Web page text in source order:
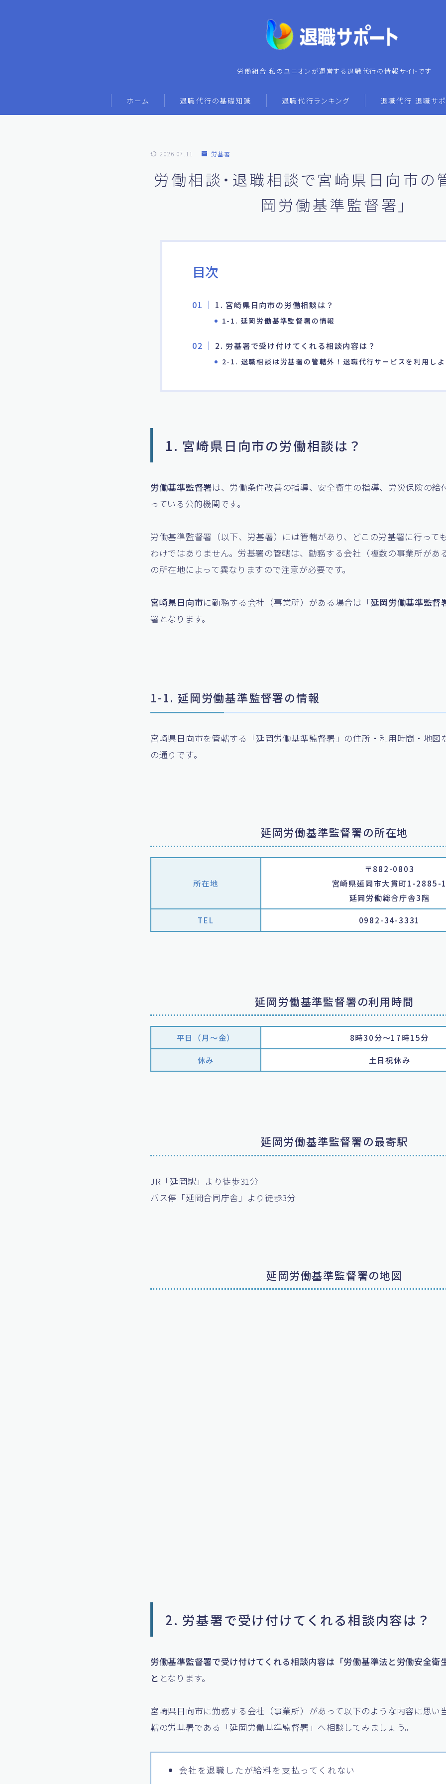
労働組合 私のユニオンが運営する退職代行の情報サイトです
ホーム 退職代行の基礎知識 退職代行ランキング 退職代行 退職サポ
2026.07.11 労基署
労働相談・退職相談で宮崎県日向市の
岡労働基準監督署」
目次
1. 宮崎県日向市の労働相談は？
1-1. 延岡労働基準監督署の情報
2. 労基署で受け付けてくれる相談内容は？
2-1. 退職相談は労基署の管轄外！退職代行サービスを利用しよ
1. 宮崎県日向市の労働相談は？
労働基準監督署は、労働条件改善の指導、安全衛生の指導、労災保険の給
っている公的機関です。
労働基準監督署（以下、労基署）には管轄があり、どこの労基署に行って
わけではありません。労基署の管轄は、勤務する会社（複数の事業所があ
の所在地によって異なりますので注意が必要です。
宮崎県日向市に勤務する会社（事業所）がある場合は「延岡労働基準監督
署となります。
1-1. 延岡労働基準監督署の情報
宮崎県日向市を管轄する「延岡労働基準監督署」の住所・利用時間・地図
の通りです。
延岡労働基準監督署の所在地
所在地
〒882-0803
宮崎県延岡市大貫町1-2885-1
延岡労働総合庁舎3階
TEL 0982-34-3331
延岡労働基準監督署の利用時間
平日（月〜金） 8時30分～17時15分
休み 土日祝休み
延岡労働基準監督署の最寄駅
JR「延岡駅」より徒歩31分
バス停「延岡合同庁舎」より徒歩3分
延岡労働基準監督署の地図
2. 労基署で受け付けてくれる相談内容は？
労働基準監督署で受け付けてくれる相談内容は「労働基準法と労働安全衛
と となります。
宮崎県日向市に勤務する会社（事業所）があって以下のような内容に思い
轄の労基署である「延岡労働基準監督署」へ相談してみましょう。
会社を退職したが給料を支払ってくれない